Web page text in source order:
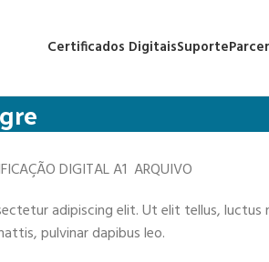
Certificados DigitaisSuporte
DIGITAL A1 ARQUIVO
adipiscing elit. Ut elit tellus, luctus
pulvinar dapibus leo.